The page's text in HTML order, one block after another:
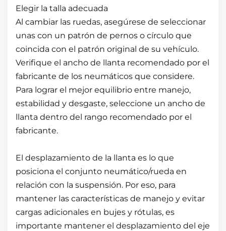
Elegir la talla adecuada
Al cambiar las ruedas, asegúrese de seleccionar
unas con un patrón de pernos o círculo que
coincida con el patrón original de su vehículo.
Verifique el ancho de llanta recomendado por el
fabricante de los neumáticos que considere.
Para lograr el mejor equilibrio entre manejo,
estabilidad y desgaste, seleccione un ancho de
llanta dentro del rango recomendado por el
fabricante.
El desplazamiento de la llanta es lo que
posiciona el conjunto neumático/rueda en
relación con la suspensión. Por eso, para
mantener las características de manejo y evitar
cargas adicionales en bujes y rótulas, es
importante mantener el desplazamiento del eje